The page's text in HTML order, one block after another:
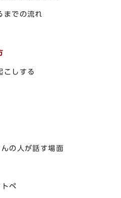
までの流れ
こしする
の人が話す場面
ペ